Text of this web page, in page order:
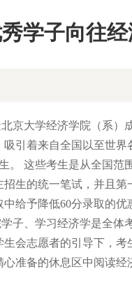
学子向往
京大学经济学院（系）
引着来自全国以至世界
。 这些考生是从全国范
招生的统一笔试，并且
中给予降低60分录取的优
子、学习经济学是全体
会志愿者的引导下，考
准备的休息区中阅读经